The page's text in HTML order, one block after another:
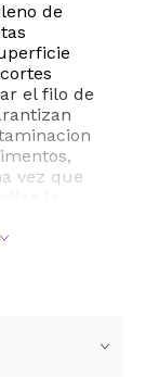
de
el filo de
vez que